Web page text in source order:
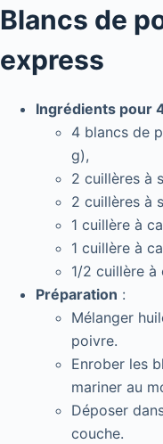
Blancs de
express
Ingrédients pour
4 blancs de
g),
2 cuillères à
2 cuillères à
1 cuillère à
1 cuillère à
1/2 cuillère à
Préparation :
Mélanger
poivre.
Enrober les
mariner au
Déposer
couche.